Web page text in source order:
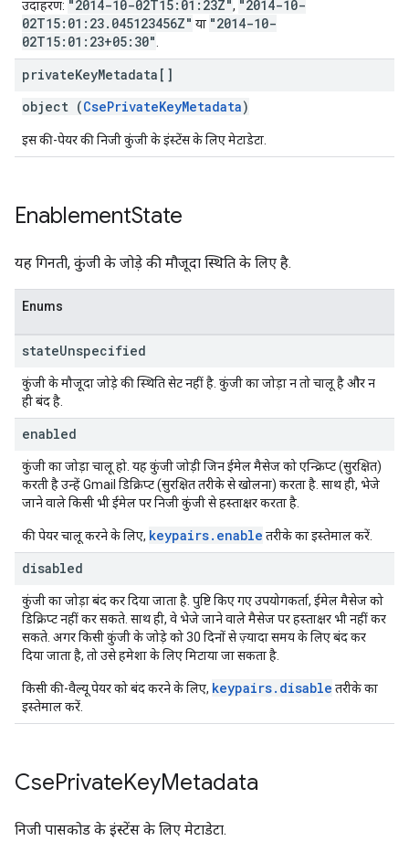
उदाहरण: "2014-10-02T15:01:23Z", "2014-10-
02T15:01:23.045123456Z" या "2014-10-
02T15:01:23+05:30"
privateKeyMetadata[]
object (CsePrivateKeyMetadata)
इस की-पेयर की निजी कुंजी के इंस्टेंस के लिए मेटाडेटा.
EnablementState
यह गिनती, कुंजी के जोड़े की मौजूदा स्थिति के लिए है.
Enums
stateUnspecified
कुंजी के मौजूदा जोड़े की स्थिति सेट नहीं है. कुंजी का जोड़ा न तो चालू है और न
ही बंद है.
enabled
कुंजी का जोड़ा चालू हो. यह कुंजी जोड़ी जिन ईमेल मैसेज को एन्क्रिप्ट (सुरक्षित)
करती है उन्हें Gmail डिक्रिप्ट (सुरक्षित तरीके से खोलना) करता है. साथ ही, भेजे
जाने वाले किसी भी ईमेल पर निजी कुंजी से हस्ताक्षर करता है.
की पेयर चालू करने के लिए, keypairs.enable तरीके का इस्तेमाल करें.
disabled
कुंजी का जोड़ा बंद कर दिया जाता है. पुष्टि किए गए उपयोगकर्ता, ईमेल मैसेज को
डिक्रिप्ट नहीं कर सकते. साथ ही, वे भेजे जाने वाले मैसेज पर हस्ताक्षर भी नहीं कर
सकते. अगर किसी कुंजी के जोड़े को 30 दिनों से ज़्यादा समय के लिए बंद कर
दिया जाता है, तो उसे हमेशा के लिए मिटाया जा सकता है.
किसी की-वैल्यू पेयर को बंद करने के लिए, keypairs.disable तरीके का
इस्तेमाल करें.
CsePrivateKeyMetadata
निजी पासकोड के इंस्टेंस के लिए मेटाडेटा.